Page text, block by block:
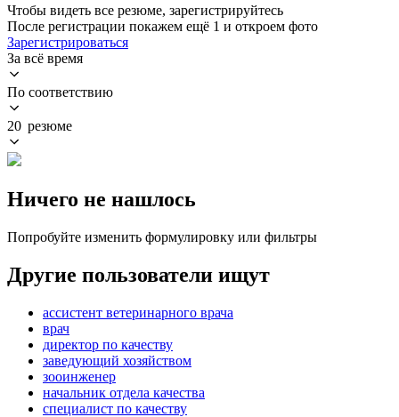
Чтобы видеть все резюме, зарегистрируйтесь
После регистрации покажем ещё 1 и откроем фото
Зарегистрироваться
За всё время
По соответствию
20 резюме
Ничего не нашлось
Попробуйте изменить формулировку или фильтры
Другие пользователи ищут
ассистент ветеринарного врача
врач
директор по качеству
заведующий хозяйством
зооинженер
начальник отдела качества
специалист по качеству